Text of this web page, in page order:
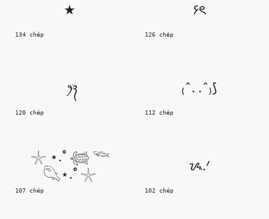
134 chép
★
126 chép
۶ৎ
120 chép
‎ꫂ᭪݁
112 chép
₍^. .^₎⟆
107 chép
𓇼 ⋆.˚ 𓆉 𓆝
𓆡⋆.˚ 𓇼
102 chép
ᝰ.ᐟ